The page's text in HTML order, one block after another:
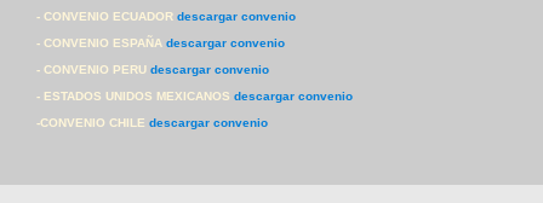
- CONVENIO ECUADOR descargar convenio
- CONVENIO ESPAÑA descargar convenio
- CONVENIO PERU descargar convenio
- ESTADOS UNIDOS MEXICANOS descargar convenio
-CONVENIO CHILE descargar convenio